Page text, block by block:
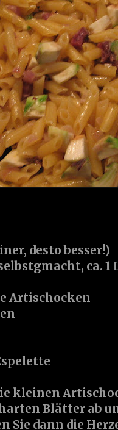
desto besser!)
ca. 1
Artischocken
kleinen
Blätter ab
Sie dann die